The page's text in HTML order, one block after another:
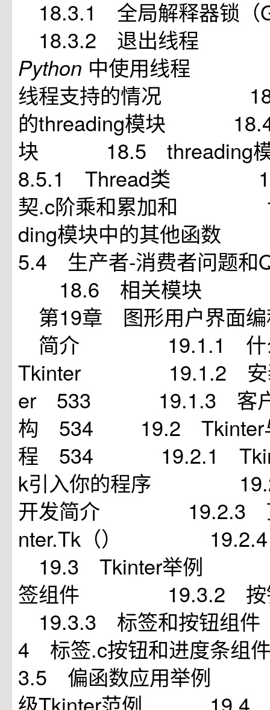
18.3.1 全局解释器
18.3.2 退出线程
Python 中使用线程
线程支持的情况
的threading模块
块 18.5
8.5.1 Thread类
契.c阶乘和累加和
ding模块中的其
5.4 生产者-消费者问题
18.6 相关模块
第19章 图形用户界
简介 19.1.1 什么
Tkinter 19.1.2 安装
er 533 19.1.3 客户
构 534 19.2 Tkinter
程 534 19.2.1
k引入你的程序
开发简介 19.2.3 顶
nter.Tk（）
19.3 Tkinter举例
签组件 19.3.2
19.3.3 标签和按
4 标签.c按钮和进度
3.5 偏函数应用举